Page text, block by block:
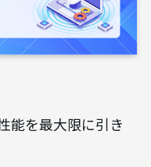
能を最大限に引き